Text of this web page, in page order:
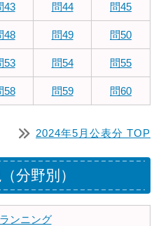
43 問44 問45
48 問49 問50
53 問54 問55
58 問59 問60
2024年5月公表分 TOP
分野別）
ンニング